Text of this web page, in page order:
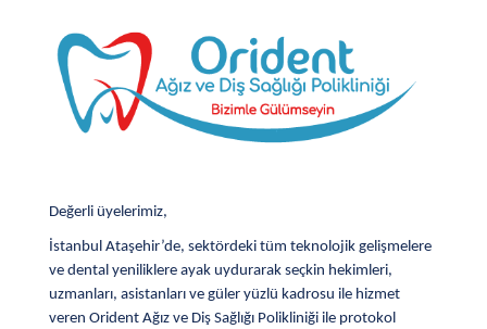
Değerli üyelerimiz,
İstanbul Ataşehir’de, sektördeki tüm teknolojik gelişmelere
ve dental yeniliklere ayak uydurarak seçkin hekimleri,
uzmanları, asistanları ve güler yüzlü kadrosu ile hizmet
veren Orident Ağız ve Diş Sağlığı Polikliniği ile protokol